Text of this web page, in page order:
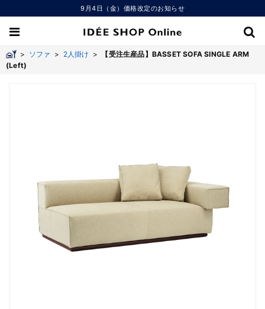
9月4日（金）価格改定のお知らせ
> ソファ > 2人掛け >
【受注生産品】BASSET SOFA SINGLE ARM
(Left)